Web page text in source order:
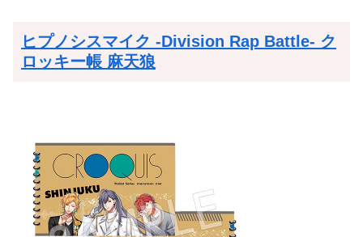
ヒプノシスマイク -Division Rap Battle- ク
ロッキー帳 麻天狼